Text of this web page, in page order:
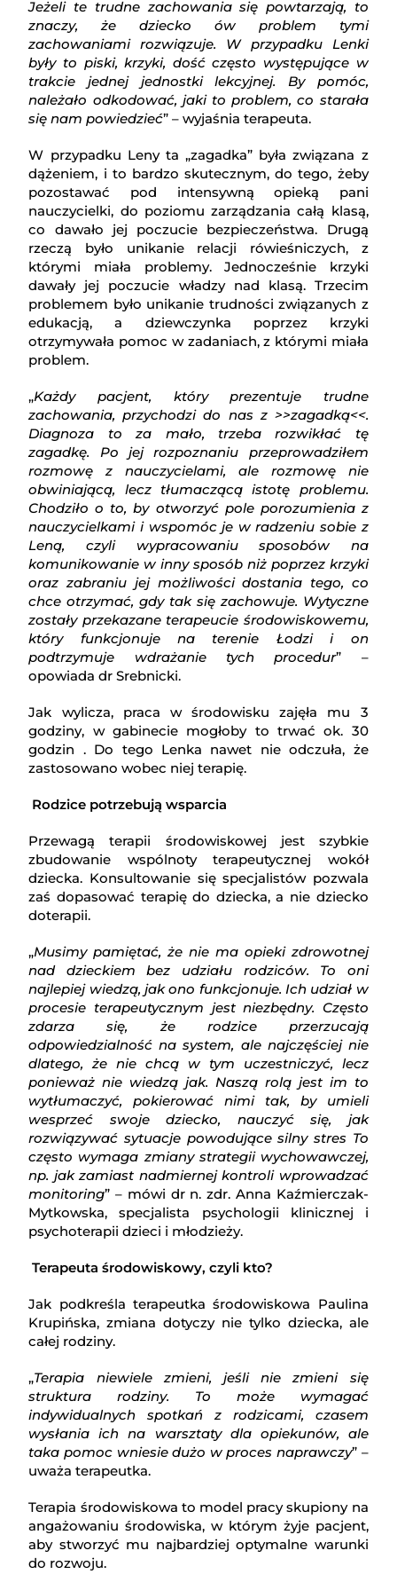
Jeżeli te trudne zachowania się powtarzają, to
znaczy, że dziecko ów problem tymi
zachowaniami rozwiązuje. W przypadku Lenki
były to piski, krzyki, dość często występujące w
trakcie jednej jednostki lekcyjnej. By pomóc,
należało odkodować, jaki to problem, co starała
się nam powiedzieć” – wyjaśnia terapeuta.
W przypadku Leny ta „zagadka” była związana z
dążeniem, i to bardzo skutecznym, do tego, żeby
pozostawać pod intensywną opieką pani
nauczycielki, do poziomu zarządzania całą klasą,
co dawało jej poczucie bezpieczeństwa. Drugą
rzeczą było unikanie relacji rówieśniczych, z
którymi miała problemy. Jednocześnie krzyki
dawały jej poczucie władzy nad klasą. Trzecim
problemem było unikanie trudności związanych z
edukacją, a dziewczynka poprzez krzyki
otrzymywała pomoc w zadaniach, z którymi miała
problem.
„Każdy pacjent, który prezentuje trudne
zachowania, przychodzi do nas z >>zagadką<<.
Diagnoza to za mało, trzeba rozwikłać tę
zagadkę. Po jej rozpoznaniu przeprowadziłem
rozmowę z nauczycielami, ale rozmowę nie
obwiniającą, lecz tłumaczącą istotę problemu.
Chodziło o to, by otworzyć pole porozumienia z
nauczycielkami i wspomóc je w radzeniu sobie z
Leną, czyli wypracowaniu sposobów na
komunikowanie w inny sposób niż poprzez krzyki
oraz zabraniu jej możliwości dostania tego, co
chce otrzymać, gdy tak się zachowuje. Wytyczne
zostały przekazane terapeucie środowiskowemu,
który funkcjonuje na terenie Łodzi i on
podtrzymuje wdrażanie tych procedur” –
opowiada dr Srebnicki.
Jak wylicza, praca w środowisku zajęła mu 3
godziny, w gabinecie mogłoby to trwać ok. 30
godzin . Do tego Lenka nawet nie odczuła, że
zastosowano wobec niej terapię.
Rodzice potrzebują wsparcia
Przewagą terapii środowiskowej jest szybkie
zbudowanie wspólnoty terapeutycznej wokół
dziecka. Konsultowanie się specjalistów pozwala
zaś dopasować terapię do dziecka, a nie dziecko
doterapii.
„Musimy pamiętać, że nie ma opieki zdrowotnej
nad dzieckiem bez udziału rodziców. To oni
najlepiej wiedzą, jak ono funkcjonuje. Ich udział w
procesie terapeutycznym jest niezbędny. Często
zdarza się, że rodzice przerzucają
odpowiedzialność na system, ale najczęściej nie
dlatego, że nie chcą w tym uczestniczyć, lecz
ponieważ nie wiedzą jak. Naszą rolą jest im to
wytłumaczyć, pokierować nimi tak, by umieli
wesprzeć swoje dziecko, nauczyć się, jak
rozwiązywać sytuacje powodujące silny stres To
często wymaga zmiany strategii wychowawczej,
np. jak zamiast nadmiernej kontroli wprowadzać
monitoring” – mówi dr n. zdr. Anna Kaźmierczak-
Mytkowska, specjalista psychologii klinicznej i
psychoterapii dzieci i młodzieży.
Terapeuta środowiskowy, czyli kto?
Jak podkreśla terapeutka środowiskowa Paulina
Krupińska, zmiana dotyczy nie tylko dziecka, ale
całej rodziny.
„Terapia niewiele zmieni, jeśli nie zmieni się
struktura rodziny. To może wymagać
indywidualnych spotkań z rodzicami, czasem
wysłania ich na warsztaty dla opiekunów, ale
taka pomoc wniesie dużo w proces naprawczy” –
uważa terapeutka.
Terapia środowiskowa to model pracy skupiony na
angażowaniu środowiska, w którym żyje pacjent,
aby stworzyć mu najbardziej optymalne warunki
do rozwoju.